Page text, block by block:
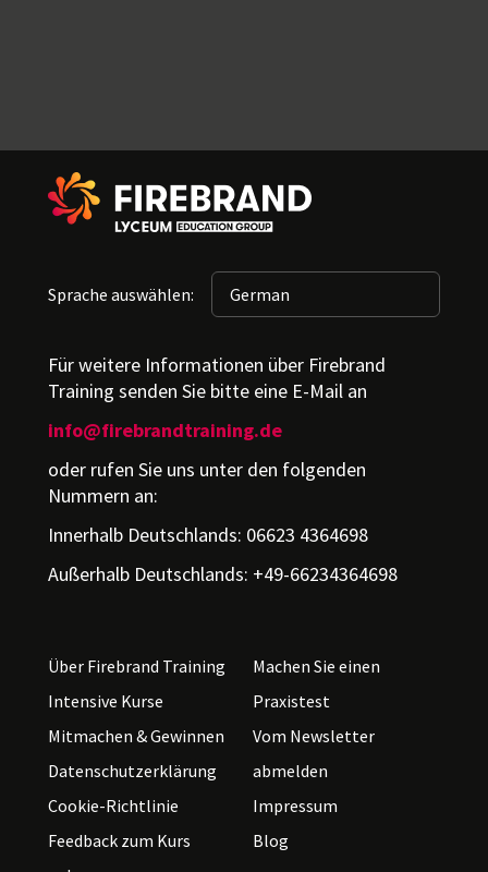
Sprache auswählen:
Für weitere Informationen über Firebrand
Training senden Sie bitte eine E-Mail an
info@firebrandtraining.de
oder rufen Sie uns unter den folgenden
Nummern an:
Innerhalb Deutschlands: 06623 4364698
Außerhalb Deutschlands: +49-66234364698
Über Firebrand Training
Intensive Kurse
Mitmachen & Gewinnen
Datenschutzerklärung
Cookie-Richtlinie
Feedback zum Kurs
Machen Sie einen
Praxistest
Vom Newsletter
abmelden
Impressum
Blog